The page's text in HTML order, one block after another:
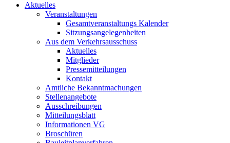
Aktuelles
Veranstaltungen
Gesamtveranstaltungs Kalender
Sitzungsangelegenheiten
Aus dem Verkehrsausschuss
Aktuelles
Mitglieder
Pressemitteilungen
Kontakt
Amtliche Bekanntmachungen
Stellenangebote
Ausschreibungen
Mitteilungsblatt
Informationen VG
Broschüren